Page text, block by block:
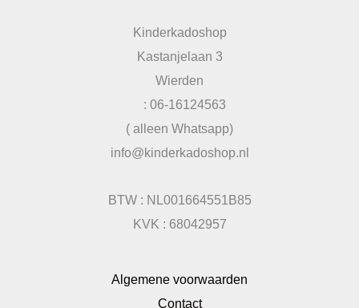
Kinderkadoshop
Kastanjelaan 3
Wierden
: 06-16124563
( alleen Whatsapp)
info@kinderkadoshop.nl
BTW : NL001664551B85
KVK : 68042957
Algemene voorwaarden
Contact